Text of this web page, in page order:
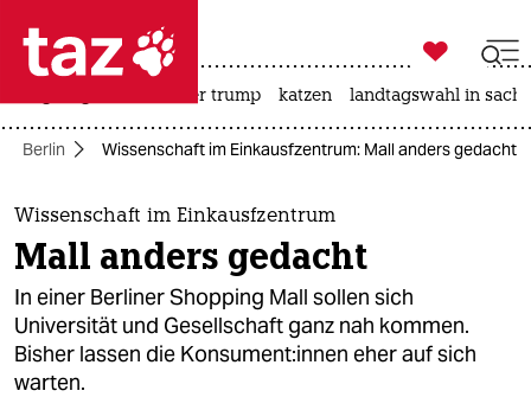
 taz zahl ich
taz zahl ich
themen
politik
öko
gesellschaft

taz zahl ich
usa unter trump katzen landtagswahl in
Berlin Wissenschaft im Einkausfzentrum: Mall anders gedacht
Wissenschaft im Einkausfzentrum
Mall anders gedacht
In einer Berliner Shopping Mall sollen sich
Universität und Gesellschaft ganz nah kommen.
Bisher lassen die Kon­su­men­t:in­nen eher auf sich
warten.